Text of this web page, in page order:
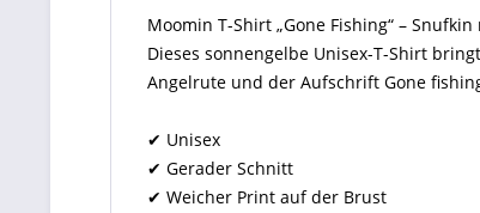
Moomin T-Shirt „Gone Fishing“ –
Dieses sonnengelbe Unisex-T-Shirt
Angelrute und der Aufschrift Gone
✔ Unisex
✔ Gerader Schnitt
✔ Weicher Print auf der Brust